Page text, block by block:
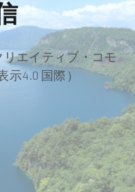
リエイティブ・コモ
示4.0 国際）